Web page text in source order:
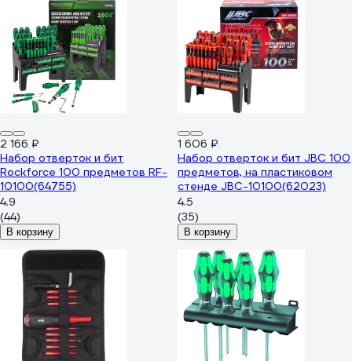
2 166 ₽
Набор отверток и бит
Rockforce 100 предметов RF-
10100(64755)
4.9
(44)
В корзину
1 606 ₽
Набор отверток и бит JBC 100
предметов, на пластиковом
стенде JBC-10100(62023)
4.5
(35)
В корзину